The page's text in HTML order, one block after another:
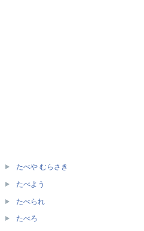
たべや むらさき
たべよう
たべられ
たべろ